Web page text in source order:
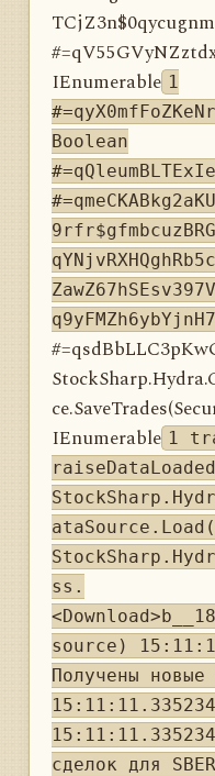
IEnumerable 1
Boolean
IEnumerable 1
ss.
source)
Получены новые
сделок для